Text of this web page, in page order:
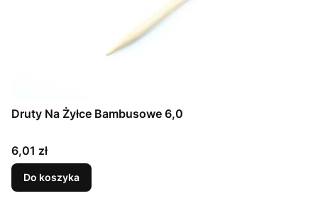
Druty Na Żyłce Bambusowe 6,0
Cena
6,01 zł
Do koszyka